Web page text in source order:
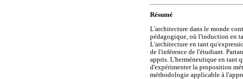
Résumé
L'architecture dans le monde
pédagogique, où l'induction en
L'architecture en tant
de l'inférence de l'étudiant.
appris. L'herméneutique en tant
d'expérimenter la proposition
méthodologie applicable à